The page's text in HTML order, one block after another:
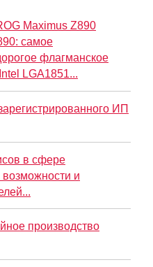
Maximus Z890
самое
флагманское
LGA1851...
ИП
в сфере
и
производство